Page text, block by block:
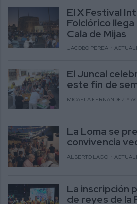
El X Festival
Folclórico
Cala de Mijas
JACOBO PEREA
El Juncal
este fin de
MICAELA FERNÁNDEZ
La Loma se
convivencia
ALBERTO LAGO
La inscripción
de reyes de la